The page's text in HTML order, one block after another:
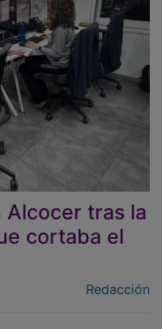
tras la
cortaba el